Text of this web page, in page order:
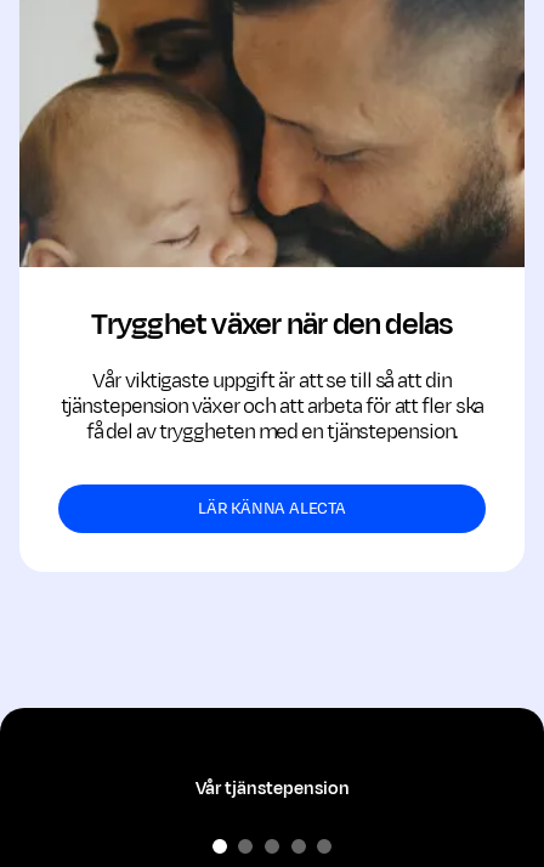
Trygghet växer när den delas
Vår viktigaste uppgift är att se till så att din
tjänstepension växer och att arbeta för att fler ska
få del av tryggheten med en tjänstepension.
LÄR KÄNNA ALECTA
Vår tjänstepension